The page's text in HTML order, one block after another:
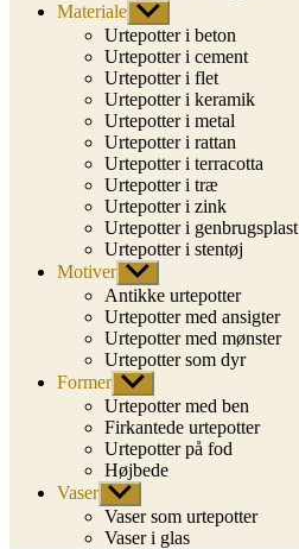
Materiale Vis
undermenu
Urtepotter i beton
Urtepotter i cement
Urtepotter i flet
Urtepotter i keramik
Urtepotter i metal
Urtepotter i rattan
Urtepotter i terracotta
Urtepotter i træ
Urtepotter i zink
Urtepotter i genbrugsplast
Urtepotter i stentøj
Motiver Vis
undermenu
Antikke urtepotter
Urtepotter med ansigter
Urtepotter med mønster
Urtepotter som dyr
Former Vis
undermenu
Urtepotter med ben
Firkantede urtepotter
Urtepotter på fod
Højbede
Vaser Vis
undermenu
Vaser som urtepotter
Vaser i glas